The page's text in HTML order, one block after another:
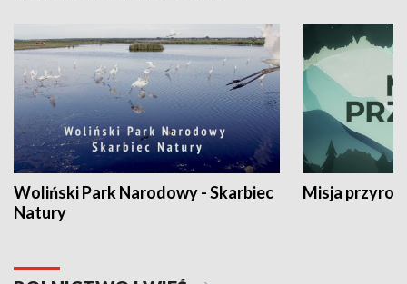
Woliński Park Narodowy - Skarbiec
Natury
Misja